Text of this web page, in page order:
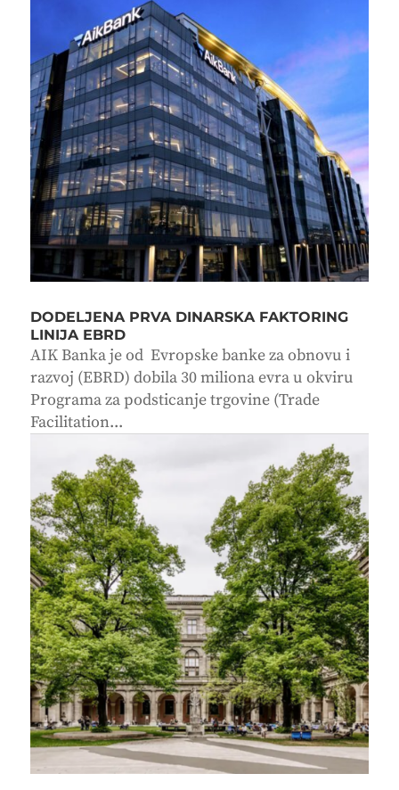
DODELJENA PRVA DINARSKA FAKTORING
LINIJA EBRD
AIK Banka je od Evropske banke za obnovu i
razvoj (EBRD) dobila 30 miliona evra u okviru
Programa za podsticanje trgovine (Trade
Facilitation...